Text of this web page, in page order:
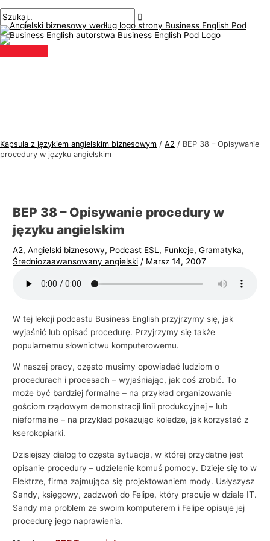
do
treści
główne
Kapsuła z językiem angielskim biznesowym / A2 / BEP 38 – Opisywanie
procedury w języku angielskim
BEP 38 – Opisywanie procedury w
języku angielskim
A2,Angielski biznesowy, Podcast ESL , Funkcje,Gramatyka,
Średniozaawansowany angielski / Marsz 14, 2007
W tej lekcji podcastu Business English przyjrzymy się, jak
wyjaśnić lub opisać procedurę. Przyjrzymy się także
popularnemu słownictwu komputerowemu.
W naszej pracy, często musimy opowiadać ludziom o
procedurach i procesach – wyjaśniając, jak coś zrobić. To
może być bardziej formalne – na przykład organizowanie
gościom rządowym demonstracji linii produkcyjnej – lub
nieformalne – na przykład pokazując koledze, jak korzystać z
kserokopiarki.
Dzisiejszy dialog to częsta sytuacja, w której przydatne jest
opisanie procedury – udzielenie komuś pomocy. Dzieje się to w
Elektrze, firma zajmująca się projektowaniem mody. Usłyszysz
Sandy, księgowy, zadzwoń do Felipe, który pracuje w dziale IT.
Sandy ma problem ze swoim komputerem i Felipe opisuje jej
procedurę jego naprawienia.
po
wpisach
tutaj..
mail*
T
e
m
a
ę
a
a
n
g
l
s
k
i
e
g
w
z
n
e
s
S
z
u
k